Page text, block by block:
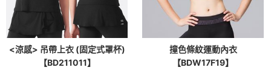
<涼感> 吊帶上衣 (固定式罩杯)
【BD211011】
撞色條紋運動內衣
【BDW17F19】